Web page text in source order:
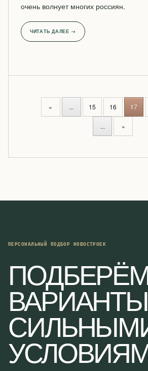
очень волнует многих россиян.
ЧИТАТЬ ДАЛЕЕ →
N
I
N
« ... 15 16 17
... »
ПЕРСОНАЛЬНЫЙ ПОДБОР НОВОСТРОЕК